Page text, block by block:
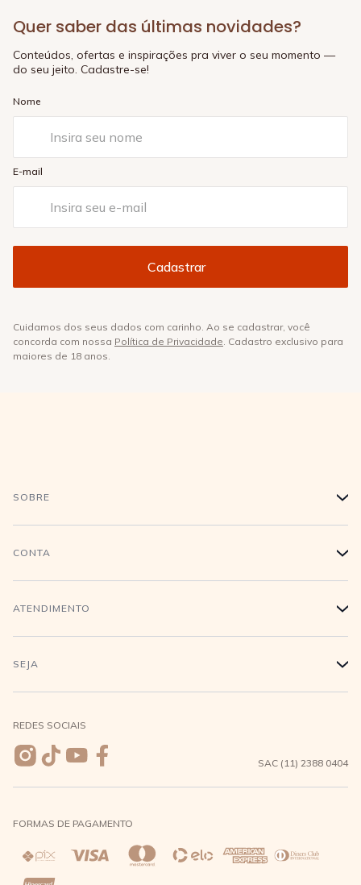
Quer saber das últimas novidades?
Conteúdos, ofertas e inspirações pra viver o seu momento —
do seu jeito. Cadastre-se!
Nome
E-mail
Cuidamos dos seus dados com carinho. Ao se cadastrar, você
concorda com nossa Política de Privacidade. Cadastro exclusivo para
maiores de 18 anos.
SOBRE +
História
Conecte-se
CONTA +
Login
Meus pedidos
Wishlist
ATENDIMENTO +
Compra Segura
Entrega e Frete
Trocas e Devoluções
Direito de Arrependimento
Política de Privacidade
SEJA +
REDES SOCIAIS
SAC (11) 2388 0404
FORMAS DE PAGAMENTO